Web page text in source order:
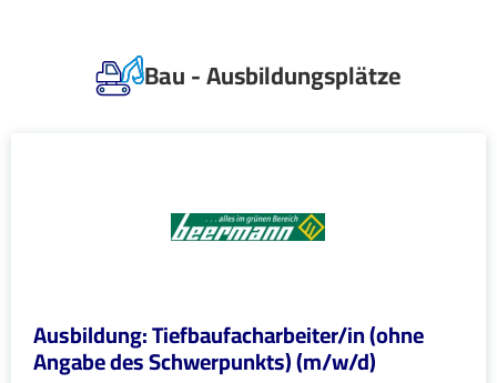
Bau - Ausbildungsplätze
Ausbildung: Tiefbaufacharbeiter/in (ohne
Angabe des Schwerpunkts) (m/w/d)